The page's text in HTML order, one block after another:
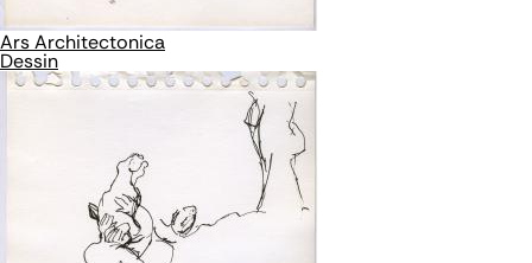
Ars Architectonica
Dessin